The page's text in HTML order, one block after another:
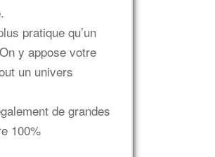
pratique qu’un
y appose votre
un univers
de grandes
100%